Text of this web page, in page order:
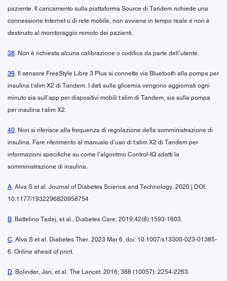
paziente. Il caricamento sulla piattaforma Source di Tandem richiede una
connessione Internet o di rete mobile, non avviene in tempo reale e non è
destinato al monitoraggio remoto dei pazienti.
38. Non è richiesta alcuna calibrazione o codifica da parte dell’utente.
39. Il sensore FreeStyle Libre 3 Plus si connette via Bluetooth alla pompa per
insulina t:slim X2 di Tandem. I dati sulla glicemia vengono aggiornati ogni
minuto sia sull’app per dispositivi mobili t:slim di Tandem, sia sulla pompa
per insulina t:slim X2.
40. Non si riferisce alla frequenza di regolazione della somministrazione di
insulina. Fare riferimento al manuale d’uso di t:slim X2 di Tandem per
informazioni specifiche su come l’algoritmo Control-IQ adatti la
somministrazione di insulina.
A. Alva S et al. Journal of Diabetes Science and Technology, 2020 | DOI:
10.1177/1932296820958754
B. Battelino Tadej, et al., Diabetes Care. 2019;42(8):1593-1603.
C. Alva S et al. Diabetes Ther. 2023 Mar 6. doi: 10.1007/s13300-023-01385-
6. Online ahead of print.
D. Bolinder, Jan, et al. The Lancet. 2016; 388 (10057): 2254-2263.